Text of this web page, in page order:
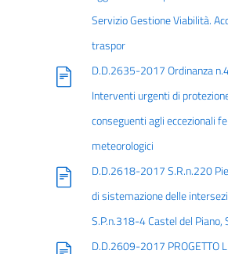
Servizio Gestione Viabilità.
traspor
D.D.2635-2017 Ordinanza
Interventi urgenti di
conseguenti agli eccezionali
meteorologici
D.D.2618-2017 S.R.n.220
di sistemazione delle
S.P.n.318-4 Castel del Piano,
D.D.2609-2017 PROGETTO